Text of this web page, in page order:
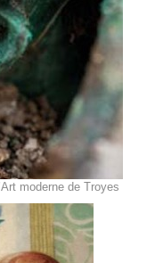
moderne de Troyes